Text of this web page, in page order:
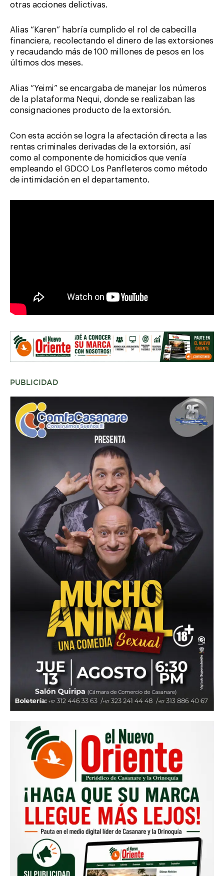
otras acciones delictivas.
Alias “Karen” habría cumplido el rol de cabecilla
financiera, recolectando el dinero de las extorsiones
y recaudando más de 100 millones de pesos en los
últimos dos meses.
Alias “Yeimi” se encargaba de manejar los números
de la plataforma Nequi, donde se realizaban las
consignaciones producto de la extorsión.
Con esta acción se logra la afectación directa a las
rentas criminales derivadas de la extorsión, así
como al componente de homicidios que venía
empleando el GDCO Los Panfleteros como método
de intimidación en el departamento.
PUBLICIDAD